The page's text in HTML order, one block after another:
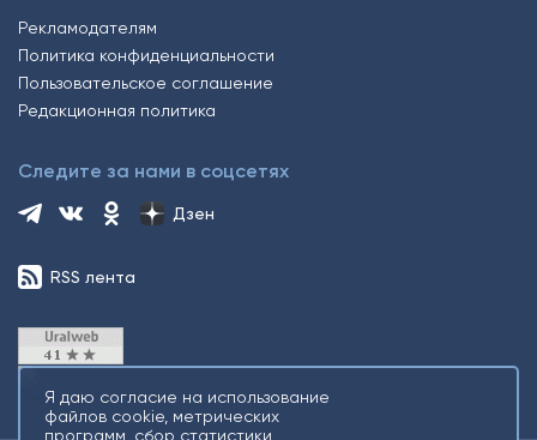
Рекламодателям
Политика конфиденциальности
Пользовательское соглашение
Редакционная политика
Следите за нами в соцсетях
Дзен
RSS лента
Я даю согласие на использование
файлов cookie, метрических
программ, сбор статистики